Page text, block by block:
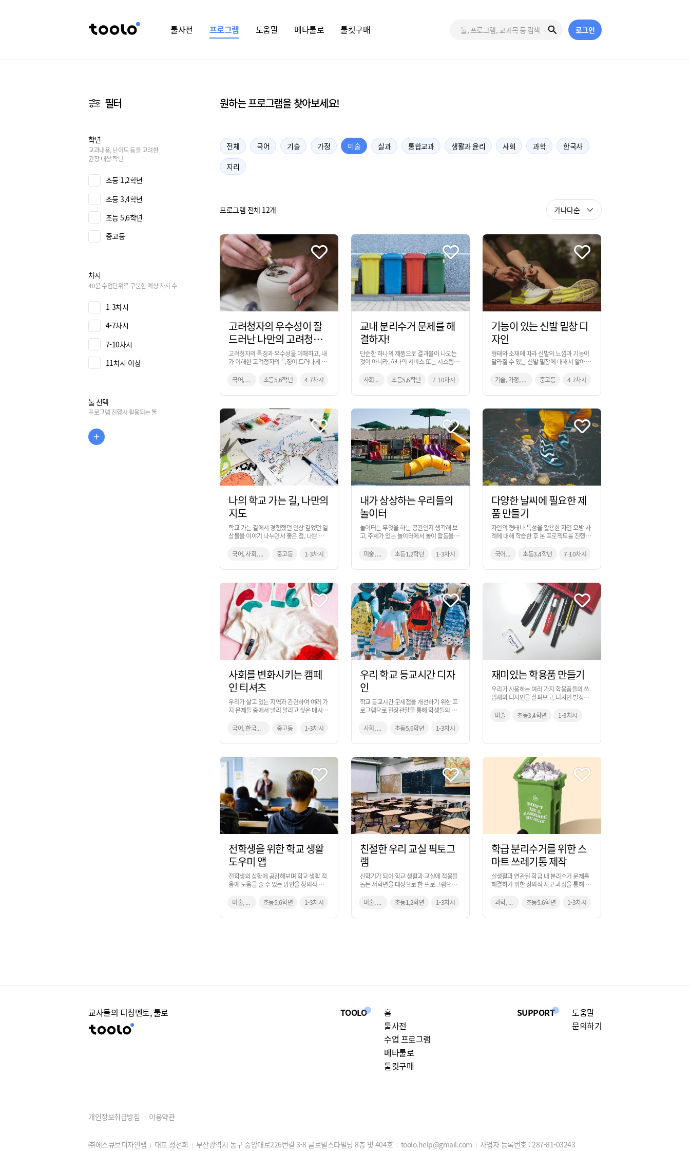
툴사전 프로그램 도움말 메타툴로 툴킷구매 로그인
필터
학년
교과내용, 난이도 등을 고려한
권장 대상 학년
초등 1,2학년
초등 3,4학년
초등 5,6학년
중고등
차시
40분 수업단위로 구분한 예상 차시 수
1-3차시
4-7차시
7-10차시
11차시 이상
툴 선택
프로그램 진행시 활용되는 툴
원하는 프로그램을 찾아보세요!
전체 국어 기술 가정 미술 실과 통합교과 생활과 윤리 사회 과학
한국사
지리
프로그램 전체 12개 가나다순
고려청자의 우수성이 잘
드러난 나만의 고려청자
디자인
고려청자의 특징과 우수성을 이해하고, 내
가 이해한 고려청자의 특징이 드러나게 찰
평가를 진행하는 활동입니다.
국어, 사회, 미술 초등5,6학년 4-7차시
교내 분리수거 문제를 해
결하자!
단순한 하나의 제품으로 결과물이 나오는
것이 아니라, 하나의 서비스 또는 시스템의
번 과정을 통해 익힐 수 있습니다.
사회, 미술, 실과 초등5,6학년 7-10차시
기능이 있는 신발 밑창 디
자인
형태와 소재에 따라 신발의 느낌과 기능이
달라질 수 있는 신발 밑창에 대해서 알아보
결하기 위한 창의적 사고 과정을 통해 아이
디어로 발전시켜 보는 활동입니다.
기술, 가정, 미술 중고등 4-7차시
나의 학교 가는 길, 나만의
지도
학교 가는 길에서 경험했던 인상 깊었던 일
상들을 이야기 나누면서 좋은 점, 나쁜 점,
만의 지도를 디자인하는 활동입니다.
국어, 사회, 미술 중고등 1-3차시
내가 상상하는 우리들의
놀이터
놀이터는 무엇을 하는 공간인지 생각해 보
고, 주제가 있는 놀이터에서 놀이 활동을 한
이터를 계획해 보는 활동입니다.
미술, 통합교과 초등1,2학년 1-3차시
다양한 날씨에 필요한 제
품 만들기
자연의 형태나 특성을 활용한 자연 모방 사
례에 대해 학습한 후 본 프로젝트를 진행하
의한 어려움을 해결할 수 있는 아이디어를
만들어보는 활동입니다. 과학 교과 시간을
활용하여 진행하는 것을 추천합니다.
국어, 과학, 미술 초등3,4학년 7-10차시
사회를 변화시키는 캠페
인 티셔츠
우리가 살고 있는 지역과 관련하여 여러 가
지 문제들 중에서 널리 알리고 싶은 메시지
니다.
국어, 한국사, 지리, 미술 중고등 1-3차시
우리 학교 등교시간 디자
인
학교 등교시간 문제점을 개선하기 위한 프
로그램으로 현장관찰을 통해 학생들의 문
디어를 내보는 활동입니다. 등교시간을 활
용하여 디자이너의 관점에서 사고하며 현
장 조사를 진행합니다.
사회, 미술 초등5,6학년 1-3차시
재미있는 학용품 만들기
우리가 사용하는 여러 가지 학용품들의 쓰
임새와 디자인을 살펴보고, 디자인 발상을
입니다.
미술 초등3,4학년 1-3차시
전학생을 위한 학교 생활
도우미 앱
전학생의 상황에 공감해보며 학교 생활 적
응에 도움을 줄 수 있는 방안을 창의적 사고
입니다. 미술, 실과, 생활과 윤리 초등5,6학년 1-3차시
친절한 우리 교실 픽토그
램
신학기가 되어 학교 생활과 교실에 적응을
돕는 저학년을 대상으로 한 프로그램으로
펴보고, 각 공간의 특징과 기능을 잘 표현할
수 있는 픽토그램을 제작하는 활동입니다.
미술, 통합교과 초등1,2학년 1-3차시
학급 분리수거를 위한 스
마트 쓰레기통 제작
실생활과 연관된 학급 내 분리수거 문제를
해결하기 위한 창의적 사고 과정을 통해 도
코딩을 통해 실제 제작까지 해보는 활동입
과학, 미술, 실과 초등5,6학년 1-3차시
교사들의 티칭멘토, 툴로 TOOLO
홈
툴사전
수업 프로그램
메타툴로
툴킷구매
SUPPORT
도움말
문의하기
개인정보취급방침 이용약관
㈜에스큐브디자인랩 대표 정선희 부산광역시 동구 중앙대로226번길 3-8 글로벌스타빌딩 8층 및 404호 toolo.help@gmail.com 사업자 등록번호 : 287-81-03243